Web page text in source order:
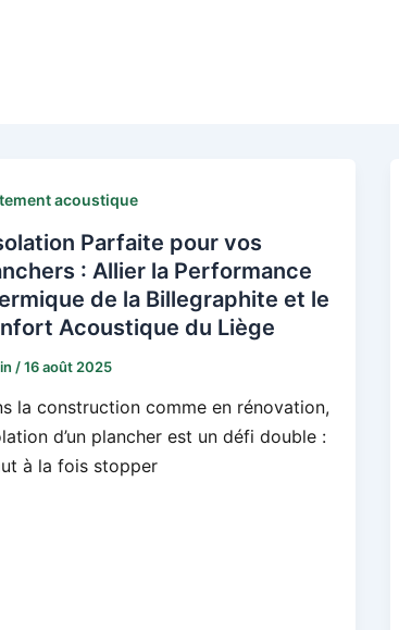
acoustique
Parfaite pour vos
: Allier la Performance
de la Billegraphite et le
Acoustique du Liège
/16 août 2025
la construction comme en rénovation,
d’un plancher est un défi double :
à la fois stopper